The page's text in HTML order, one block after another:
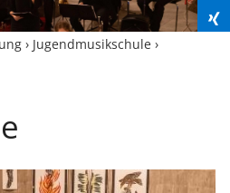
› Jugendmusikschule ›